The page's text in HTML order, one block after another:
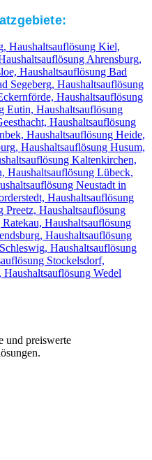
Haushaltsauflösung Kiel,
Ahrensburg,
Haushaltsauflösung Bad
Segeberg, Haushaltsauflösung
Haushaltsauflösung
Eutin, Haushaltsauflösung
Haushaltsauflösung
Haushaltsauflösung Heide,
Haushaltsauflösung Husum,
Kaltenkirchen,
Haushaltsauflösung Lübeck,
Neustadt in
Haushaltsauflösung
Preetz, Haushaltsauflösung
Haushaltsauflösung
Haushaltsauflösung
Haushaltsauflösung
Stockelsdorf,
Haushaltsauflösung Wedel
und preiswerte